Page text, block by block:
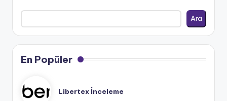
Ara
En Popüler
Libertex İnceleme